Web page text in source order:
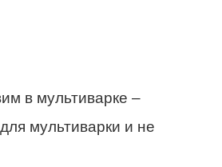
в мультиварке –
мультиварки и не